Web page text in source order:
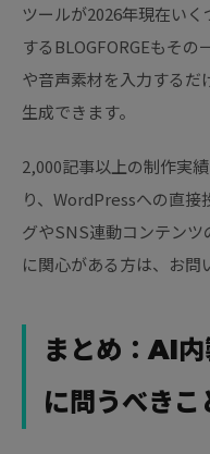
ツールが2026年現在い
するBLOGFORGEもそ
や音声素材を入力するだ
生成できます。
2,000記事以上の制作実
り、WordPressへの直接
グやSNS連動コンテン
に関心がある方は、お問
まとめ：AI
に問うべきこ